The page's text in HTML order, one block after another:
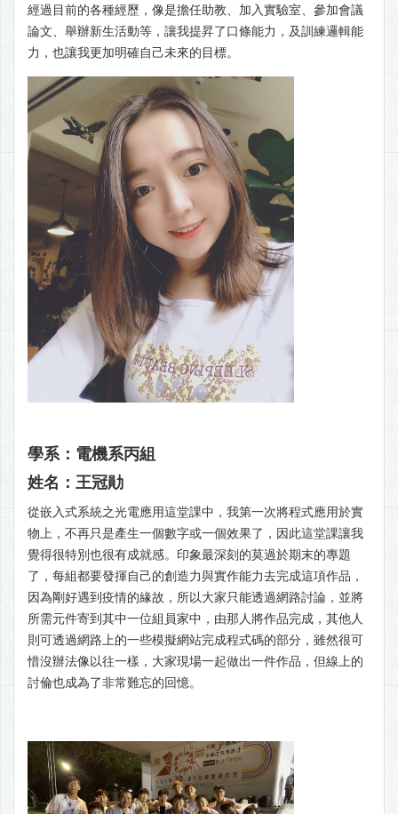
經過目前的各種經歷，像是擔任助教、加入實驗室、參加會議
論文、舉辦新生活動等，讓我提昇了口條能力，及訓練邏輯能
力，也讓我更加明確自己未來的目標。
學系：電機系丙組
姓名：王冠勛
從嵌入式系統之光電應用這堂課中，我第一次將程式應用於實
物上，不再只是產生一個數字或一個效果了，因此這堂課讓我
覺得很特別也很有成就感。印象最深刻的莫過於期末的專題
了，每組都要發揮自己的創造力與實作能力去完成這項作品，
因為剛好遇到疫情的緣故，所以大家只能透過網路討論，並將
所需元件寄到其中一位組員家中，由那人將作品完成，其他人
則可透過網路上的一些模擬網站完成程式碼的部分，雖然很可
惜沒辦法像以往一樣，大家現場一起做出一件作品，但線上的
討倫也成為了非常難忘的回憶。